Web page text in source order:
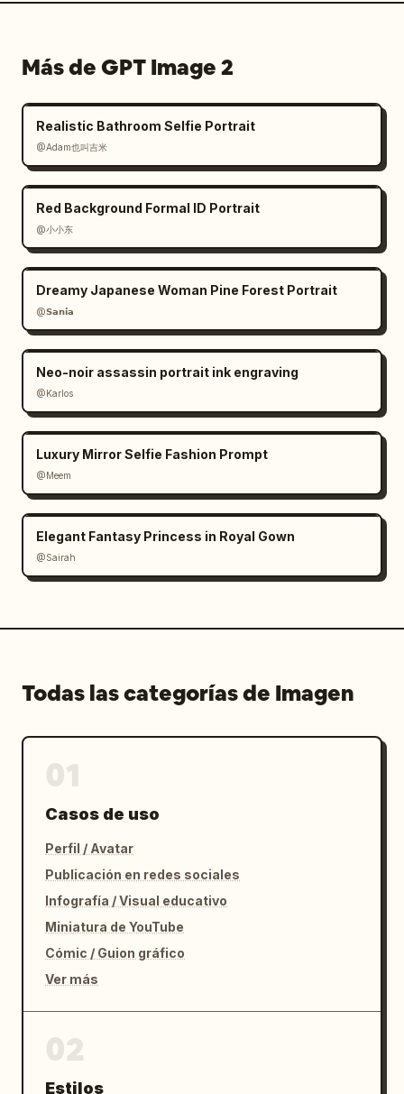
Más de GPT Image 2
Realistic Bathroom Selfie Portrait
@Adam也叫吉米
Red Background Formal ID Portrait
@小小东
Dreamy Japanese Woman Pine Forest Portrait
@𝗦𝗮𝗻𝗶𝗮
Neo-noir assassin portrait ink engraving
@Karlos
Luxury Mirror Selfie Fashion Prompt
@Meem
Elegant Fantasy Princess in Royal Gown
@Sairah
Todas las categorías de Imagen
Casos de uso
Perfil / Avatar
Publicación en redes sociales
Infografía / Visual educativo
Miniatura de YouTube
Cómic / Guion gráfico
Ver más
Estilos